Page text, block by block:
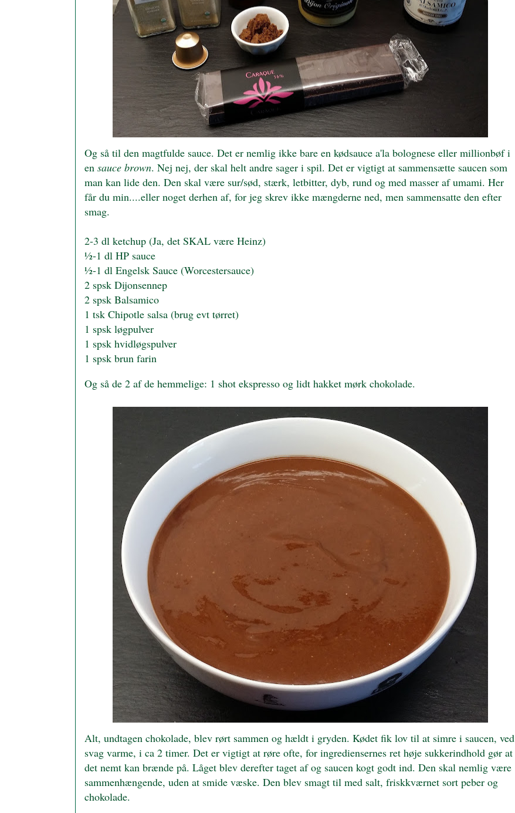
Og så til den magtfulde sauce. Det er nemlig ikke bare en kødsauce a'la bolognese eller millionbøf i
en sauce brown. Nej nej, der skal helt andre sager i spil. Det er vigtigt at sammensætte saucen som
man kan lide den. Den skal være sur/sød, stærk, letbitter, dyb, rund og med masser af umami. Her
får du min....eller noget derhen af, for jeg skrev ikke mængderne ned, men sammensatte den efter
smag.
2-3 dl ketchup (Ja, det SKAL være Heinz)
½-1 dl HP sauce
½-1 dl Engelsk Sauce (Worcestersauce)
2 spsk Dijonsennep
2 spsk Balsamico
1 tsk Chipotle salsa (brug evt tørret)
1 spsk løgpulver
1 spsk hvidløgspulver
1 spsk brun farin
Og så de 2 af de hemmelige: 1 shot ekspresso og lidt hakket mørk chokolade.
Alt, undtagen chokolade, blev rørt sammen og hældt i gryden. Kødet fik lov til at simre i saucen, ved
svag varme, i ca 2 timer. Det er vigtigt at røre ofte, for ingrediensernes ret høje sukkerindhold gør at
det nemt kan brænde på. Låget blev derefter taget af og saucen kogt godt ind. Den skal nemlig være
sammenhængende, uden at smide væske. Den blev smagt til med salt, friskkværnet sort peber og
chokolade.